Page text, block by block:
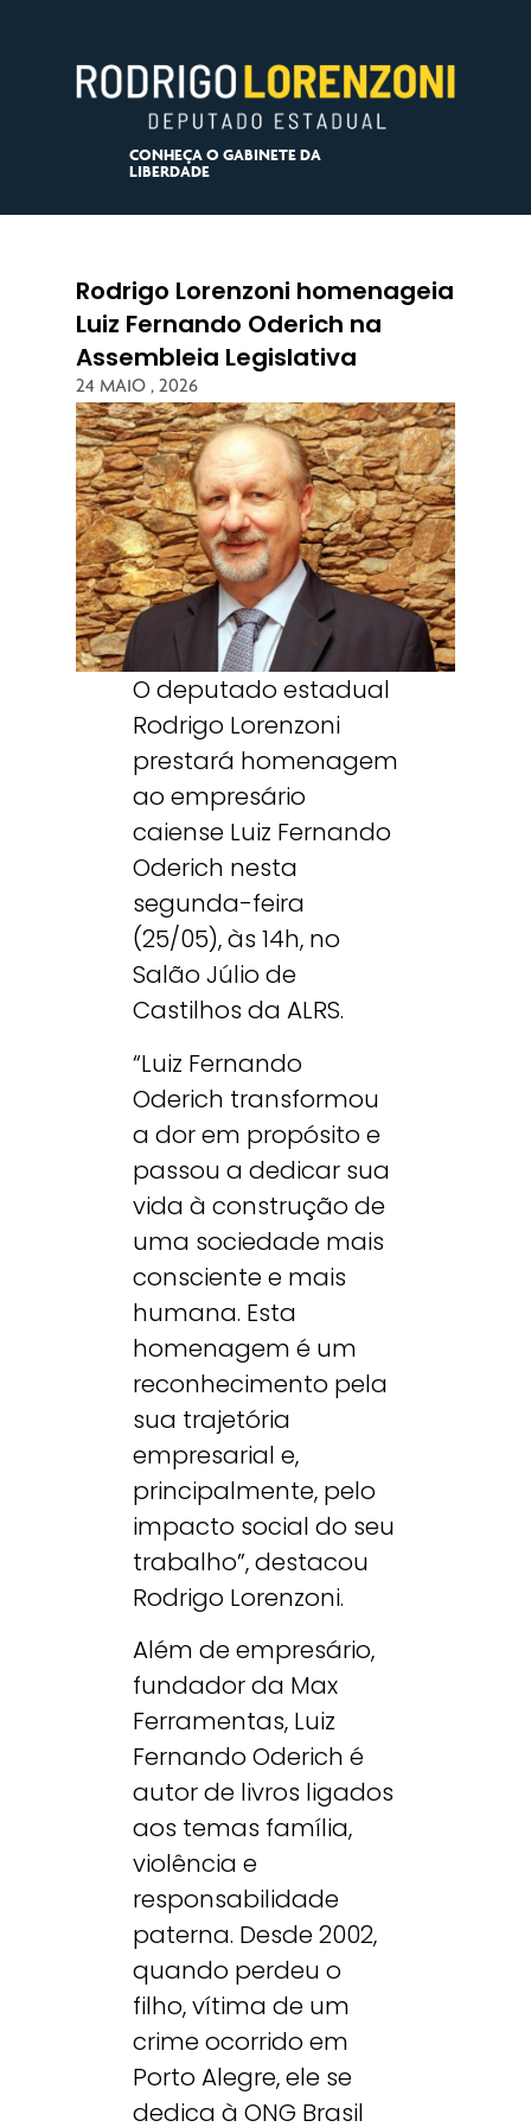
CONHEÇA O GABINETE DA
LIBERDADE
Rodrigo Lorenzoni homenageia
Luiz Fernando Oderich na
Assembleia Legislativa
24 MAIO , 2026
O deputado estadual
Rodrigo Lorenzoni
prestará homenagem
ao empresário
caiense Luiz Fernando
Oderich nesta
segunda-feira
(25/05), às 14h, no
Salão Júlio de
Castilhos da ALRS.
“Luiz Fernando
Oderich transformou
a dor em propósito e
passou a dedicar sua
vida à construção de
uma sociedade mais
consciente e mais
humana. Esta
homenagem é um
reconhecimento pela
sua trajetória
empresarial e,
principalmente, pelo
impacto social do seu
trabalho”, destacou
Rodrigo Lorenzoni.
Além de empresário,
fundador da Max
Ferramentas, Luiz
Fernando Oderich é
autor de livros ligados
aos temas família,
violência e
responsabilidade
paterna. Desde 2002,
quando perdeu o
filho, vítima de um
crime ocorrido em
Porto Alegre, ele se
dedica à ONG Brasil